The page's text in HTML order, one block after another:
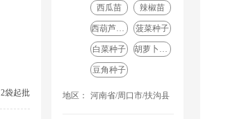
2袋起批
西瓜苗 辣椒苗
西葫芦种子 菠菜种子
白菜种子 胡萝卜种子
豆角种子
地区： 河南省/周口市/扶沟县